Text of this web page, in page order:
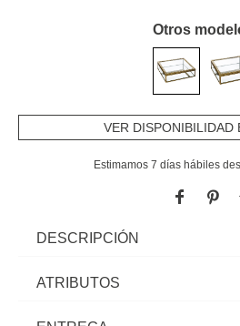
Otros
VER DISPONIBILIDAD
Estimamos 7 días hábiles
DESCRIPCIÓN
Joyero Spiritual Home Dorado De Metal Y
Dorado, Transparente | Medidas:
ATRIBUTOS
Material